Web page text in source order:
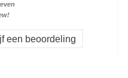
een beoordeling